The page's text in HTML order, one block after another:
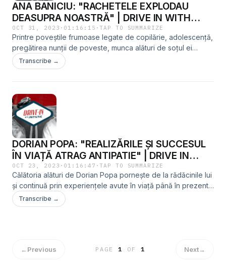
ANA BANICIU: "RACHETELE EXPLODAU
DEASUPRA NOASTRĂ" | DRIVE IN WITH
ANDREI NICULAE
OCT 31, 2023 · 01:16:15 ·TAP TO SUMMARIZE
Printre poveștile frumoase legate de copilărie, adolescență,
pregătirea nunții de poveste, munca alături de soțul ei
pentru mutarea într-o casă nouă plină de istorie, Ana Baniciu
ne povește și despre una dintre cele mai periculoase și
facebook.com/andrei.niculae/ TikTok: @niculae_andrei
Transcribe →
DORIAN POPA: "REALIZĂRILE ȘI SUCCESUL
ÎN VIAȚĂ ATRAG ANTIPATIE" | DRIVE IN
WITH ANDREI NICULAE
OCT 23, 2023 · 01:16:47 ·TAP TO SUMMARIZE
Călătoria alături de Dorian Popa pornește de la rădăcinile lui
și continuă prin experiențele avute în viață până în prezent.
Încă de la lansarea sa în “Pariu cu Viața” a trebuit să urmeze
reguli stricte și a învățat să fie disciplinat.IG: @niculaeandrei
Transcribe →
←Previous PAGE1 OF 1 Next→